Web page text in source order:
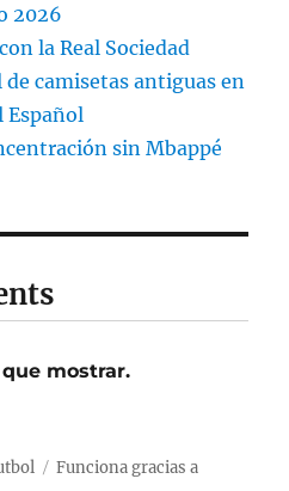
2026
la Real Sociedad
camisetas antiguas en
Español
sin Mbappé
mostrar.
Funciona gracias a